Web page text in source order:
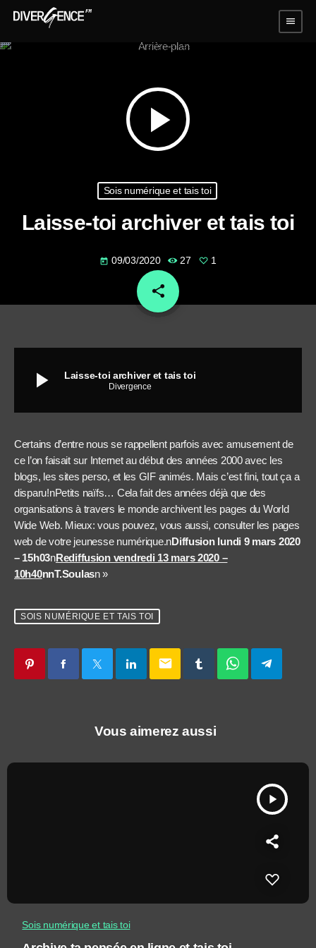
menu
play_arrow
Sois numérique et tais toi
Laisse-toi archiver et tais toi
today 09/03/2020 27 1
share
email
play_arrow Laisse-toi archiver et tais toi
Divergence
Certains d’entre nous se rappellent parfois avec amusement de
ce l’on faisait sur Internet au début des années 2000 avec les
blogs, les sites perso, et les GIF animés. Mais c’est fini, tout ça a
disparu!nPetits naïfs… Cela fait des années déjà que des
organisations à travers le monde archivent les pages du World
Wide Web. Mieux: vous pouvez, vous aussi, consulter les pages
web de votre jeunesse numérique.nDiffusion lundi 9 mars 2020
– 15h03nRediffusion vendredi 13 mars 2020 –
10h40nnT.Soulasn »
SOIS NUMÉRIQUE ET TAIS TOI
email
Vous aimerez aussi
play_arrow
Sois numérique et tais toi